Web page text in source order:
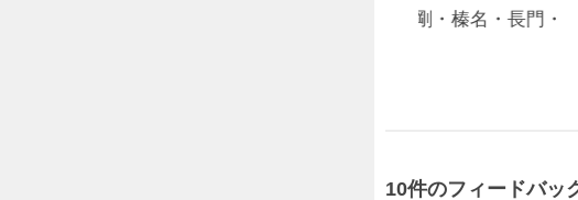
【艦これ立体再現】金剛・榛名・長門・
10件のフィードバッ